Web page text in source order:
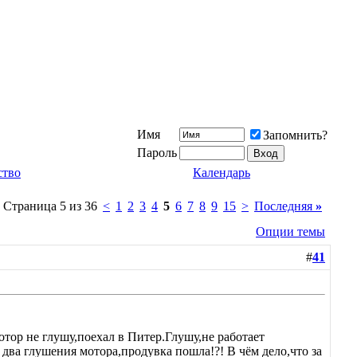
Имя
Запомнить?
Пароль
Календарь
Страница 5 из 36 < 1 2 3 4 5 6 7 8 9 15 > Последняя »
Опции темы
#41
не глушу,поехал в Питер.Глушу,не работает
глушения мотора,продувка пошла!?! В чём дело,что за